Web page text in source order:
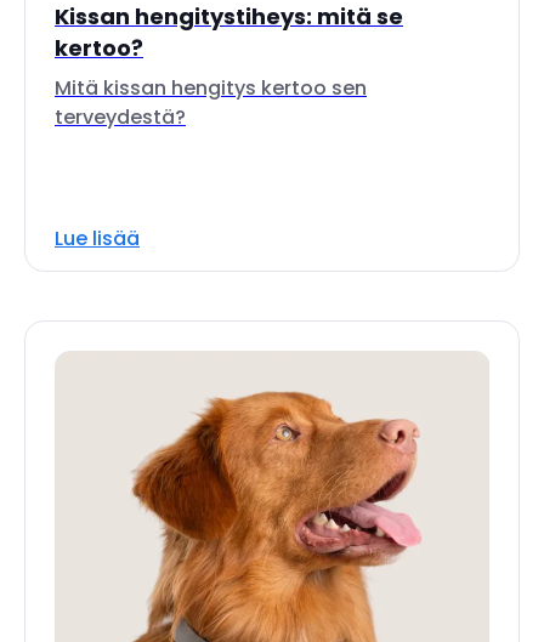
Kissan hengitystiheys: mitä se
kertoo?
Mitä kissan hengitys kertoo sen
terveydestä?
Lue lisää